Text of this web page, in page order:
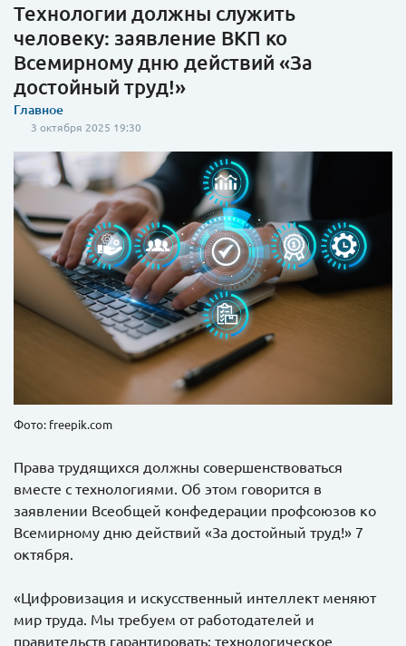
Технологии должны служить
человеку: заявление ВКП ко
Всемирному дню действий «За
достойный труд!»
Главное
3 октября 2025 19:30
Фото: freepik.com
Права трудящихся должны совершенствоваться
вместе с технологиями. Об этом говорится в
заявлении Всеобщей конфедерации профсоюзов ко
Всемирному дню действий «За достойный труд!» 7
октября.
«Цифровизация и искусственный интеллект меняют
мир труда. Мы требуем от работодателей и
правительств гарантировать: технологическое